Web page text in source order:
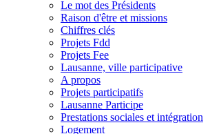
Le mot des Présidents
Raison d'être et missions
Chiffres clés
Projets Fdd
Projets Fee
Lausanne, ville participative
A propos
Projets participatifs
Lausanne Participe
Prestations sociales et intégration
Logement